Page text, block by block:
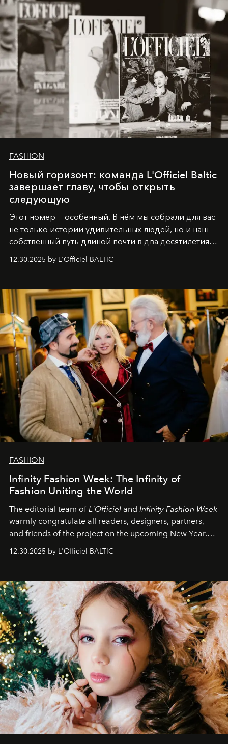
FASHION
Новый горизонт: команда L'Officiel Baltic
завершает главу, чтобы открыть
следующую
Этот номер — особенный. В нём мы собрали для вас
не только истории удивительных людей, но и наш
собственный путь длиной почти в два десятилетия.
души говорим спасибо каждому, кто был с нами все
самыми искренними пожеланиями и теплом, ваша
командаL’Officiel Baltic .
12.30.2025 by L'Officiel BALTIC
FASHION
Infinity Fashion Week: The Infinity of
Fashion Uniting the World
The editorial team of L'Officiel and Infinity Fashion Week
warmly congratulate all readers, designers, partners,
and friends of the project on the upcoming New Year.
achievements.
12.30.2025 by L'Officiel BALTIC